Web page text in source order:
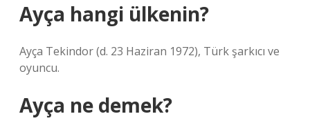
Ayça hangi ülkenin?
Ayça Tekindor (d. 23 Haziran 1972), Türk şarkıcı ve
oyuncu.
Ayça ne demek?